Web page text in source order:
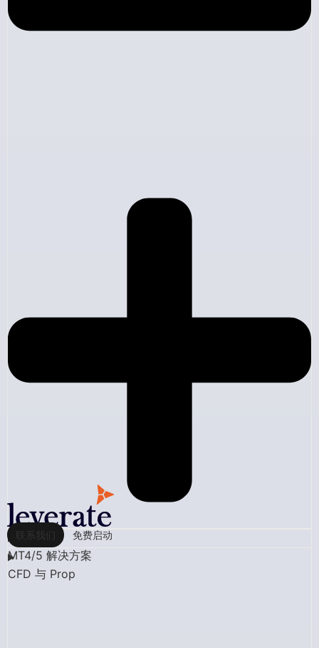
MT4/5 解决方案
联系我们 免费启动
CFD 与 Prop